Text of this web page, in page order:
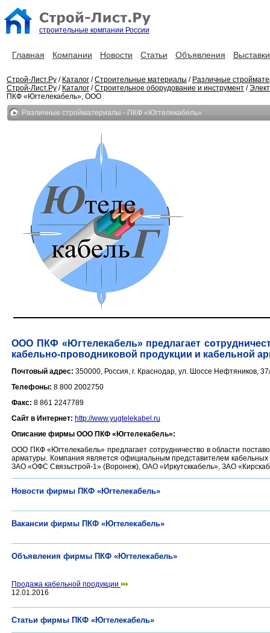
строительные компании России
Главная Компании Новости Статьи Объявления Выставки
Строй-Лист.Ру / Каталог /Строительные материалы / Различные
Строй-Лист.Ру / Каталог /Строительное оборудование и инструмент /
ПКФ «Югтелекабель», ООО
Различные стройматериалы - ПКФ «Югтелекабель»
ООО ПКФ «Югтелекабель» предлагает
кабельно-проводниковой продукции и кабельной
Почтовый адрес: 350000, Россия, г. Краснодар, ул. Шоссе Нефтяников,
Телефоны: 8 800 2002750
Факс: 8 861 2247789
Сайт в Интернет: http://www.yugtelekabel.ru
Описание фирмы ООО ПКФ «Югтелекабель»:
ООО ПКФ «Югтелекабель» предлагает сотрудничество в области
арматуры. Компания является официальным представителем
ЗАО «ОФС Связьстрой-1» (Воронеж), ОАО «Иркутсккабель», ЗАО
Новости фирмы ПКФ «Югтелекабель»
Вакансии фирмы ПКФ «Югтелекабель»
Объявления фирмы ПКФ «Югтелекабель»
Продажа кабельной продукции
12.01.2016
Статьи фирмы ПКФ «Югтелекабель»